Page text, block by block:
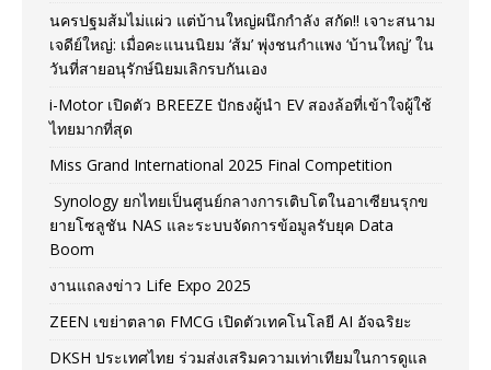
นครปฐมส้มไม่แผ่ว แต่บ้านใหญ่ผนึกกำลัง สกัด!! เจาะสนาม
เจดีย์ใหญ่: เมื่อคะแนนนิยม ‘ส้ม’ พุ่งชนกำแพง ‘บ้านใหญ่’ ใน
วันที่สายอนุรักษ์นิยมเลิกรบกันเอง
i-Motor เปิดตัว BREEZE ปักธงผู้นำ EV สองล้อที่เข้าใจผู้ใช้
ไทยมากที่สุด
Miss Grand International 2025 Final Competition
Synology ยกไทยเป็นศูนย์กลางการเติบโตในอาเซียนรุกข
ยายโซลูชัน NAS และระบบจัดการข้อมูลรับยุค Data
Boom
งานแถลงข่าว Life Expo 2025
ZEEN เขย่าตลาด FMCG เปิดตัวเทคโนโลยี AI อัจฉริยะ
DKSH ประเทศไทย ร่วมส่งเสริมความเท่าเทียมในการดูแล